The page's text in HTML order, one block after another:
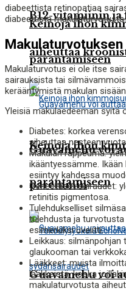
Keinoja ihon
parantamiseen
Guavamehu voi
paremmin
B12-vitamiinin ja
aiheuttaa
Keinoja ihon
parantamiseen
Guavamehu voi
diabeettista retinopatiaa
diabeettista makulaturvotusta.
Makulaturvotus ei ole itse
sairauksista tai
kerääntymistä makulan
Yleisiä makulaedeeman syitä
Diabetes: korkea
aiheuttaa nesteen
Makulan rappeuma:
ikääntyessämme.
esiintyy kahdessa
Geneettiset sairaudet:
retinitis pigmentosa.
Tulehdukselliset
tulehdusta ja
esimerkiksi uveiitti.
Leikkaus: silmänpohjan
glaukooman tai
Lääkkeet: muista
lääkkeistä, koska
makulaturvotusta